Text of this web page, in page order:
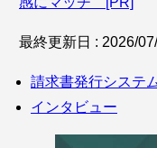
感にマッチ [PR]
最終更新日 : 2026/
請求書発行システ
インタビュー